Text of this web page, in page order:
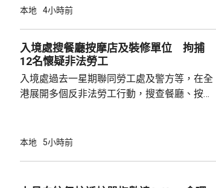
行納稅義務，境外保險收益也屬於應納稅所得
從境外取得，包括保險收益在內，應依法繳納
個人所得稅，是國際通行做法，亦是中國個人
所得稅法實施以來，一直堅持的基本原則...
本地 4小時前
入境處搜餐廳按摩店及裝修單位 拘捕
12名懷疑非法勞工
入境處過去一星期聯同勞工處及警方等，在全
港展開多個反非法勞工行動，搜查餐廳、按摩
紙」。至於涉嫌聘用相關非法勞工的僱主，入
本地 5小時前